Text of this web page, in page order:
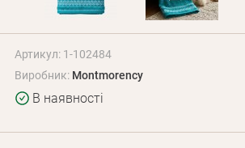
Артикул: 1-102484
Виробник: Montmorency
В наявності